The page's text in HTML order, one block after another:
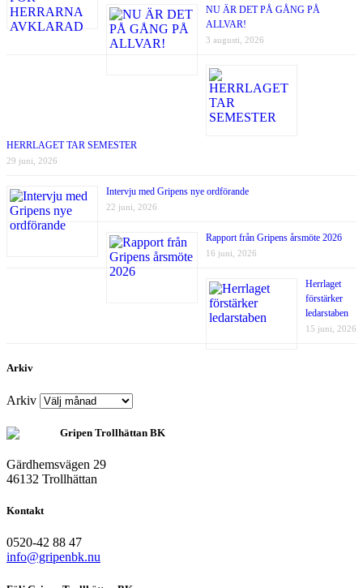
NU ÄR DET PÅ GÅNG PÅ
ALLVAR!
3 augusti, 2026
HERRLAGET TAR SEMESTER
29 juni, 2026
Intervju med Gripens nye ordförande
22 juni, 2026
Rapport från Gripens årsmöte 2026
16 juni, 2026
Herrlaget
förstärker
ledarstaben
15 juni, 2026
Arkiv
Arkiv
Gripen Trollhättan BK
Gärdhemsvägen 29
46132 Trollhättan
Kontakt
0520-42 88 47
info@gripenbk.nu